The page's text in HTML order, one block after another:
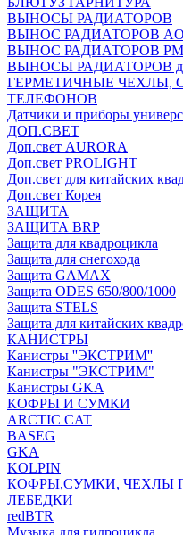
ВЫНОСЫ РАДИАТОРОВ
ВЫНОС РАДИАТОРОВ
ВЫНОС РАДИАТОРОВ РМ
ВЫНОСЫ РАДИАТОРОВ для
ГЕРМЕТИЧНЫЕ ЧЕХЛЫ,
ТЕЛЕФОНОВ
Датчики и приборы
ДОП.СВЕТ
Доп.свет AURORA
Доп.свет PROLIGHT
Доп.свет для китайских
Доп.свет Корея
ЗАЩИТА
ЗАЩИТА BRP
Защита для квадроцикла
Защита для снегохода
Защита GAMAX
Защита ODES 650/800/1000
Защита STELS
Защита для китайских
КАНИСТРЫ
Канистры ''ЭКСТРИМ''
Канистры "ЭКСТРИМ"
Канистры GKA
КОФРЫ И СУМКИ
ARCTIC CAT
BASEG
GKA
KOLPIN
КОФРЫ,СУМКИ, ЧЕХЛЫ
ЛЕБЕДКИ
redBTR
Музыка для гидроцикла